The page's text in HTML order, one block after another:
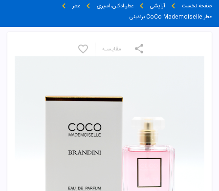
صفحه نخست آرایشی عطر،ادکلن،اسپری
عطر
عطر CoCo Mademoiselle برندینی
مقایسـه